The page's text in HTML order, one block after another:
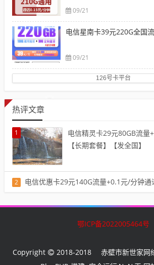
09/21
电信星南卡39元220G全国
09/21
126号卡平台
热评文章
1
电信精灵卡29元80GB流量
【长期套餐】【发全国】
2 电信优惠卡29元140G流量+0.1元/分钟通话【
鄂ICP备2022005464号
Copyright 2018-2018 赤壁市新世家网